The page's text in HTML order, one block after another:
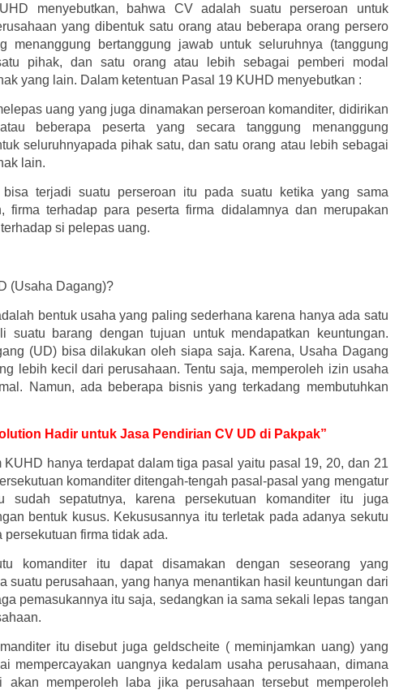
menyebutkan, bahwa CV adalah suatu perseroan untuk
yang dibentuk satu orang atau beberapa orang persero
menanggung bertanggung jawab untuk seluruhnya (tanggung
pihak, dan satu orang atau lebih sebagai pemberi modal
yang lain. Dalam ketentuan Pasal 19 KUHD menyebutkan :
uang yang juga dinamakan perseroan komanditer, didirikan
beberapa peserta yang secara tanggung menanggung
seluruhnyapada pihak satu, dan satu orang atau lebih sebagai
lain.
bisa terjadi suatu perseroan itu pada suatu ketika yang sama
firma terhadap para peserta firma didalamnya dan merupakan
si pelepas uang.
(Usaha Dagang)?
bentuk usaha yang paling sederhana karena hanya ada satu
suatu barang dengan tujuan untuk mendapatkan keuntungan.
(UD) bisa dilakukan oleh siapa saja. Karena, Usaha Dagang
lebih kecil dari perusahaan. Tentu saja, memperoleh izin usaha
Namun, ada beberapa bisnis yang terkadang membutuhkan
Hadir untuk Jasa Pendirian CV UD di Pakpak”
KUHD hanya terdapat dalam tiga pasal yaitu pasal 19, 20, dan 21
komanditer ditengah-tengah pasal-pasal yang mengatur
sudah sepatutnya, karena persekutuan komanditer itu juga
bentuk kusus. Kekususannya itu terletak pada adanya sekutu
persekutuan firma tidak ada.
komanditer itu dapat disamakan dengan seseorang yang
suatu perusahaan, yang hanya menantikan hasil keuntungan dari
pemasukannya itu saja, sedangkan ia sama sekali lepas tangan
itu disebut juga geldscheite ( meminjamkan uang) yang
mempercayakan uangnya kedalam usaha perusahaan, dimana
akan memperoleh laba jika perusahaan tersebut memperoleh